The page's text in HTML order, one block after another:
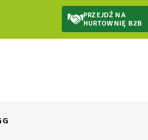
PRZEJDŹ NA
HURTOWNIĘ B2B